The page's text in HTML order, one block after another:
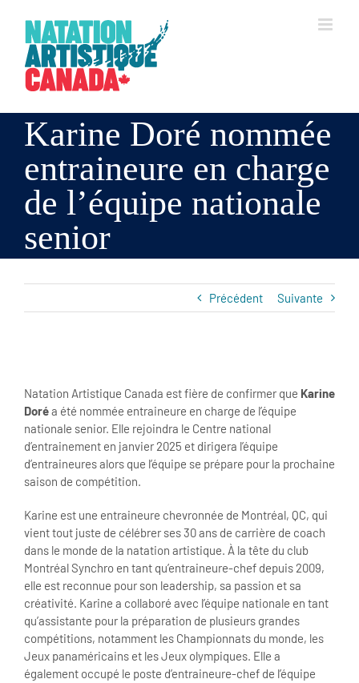
content
Karine Doré nommée
entraineure en charge
de l’équipe nationale
senior
Précédent Suivante
Larger
Image
Natation Artistique Canada est fière de confirmer que Karine
Doréa été nommée entraineure en charge de l’équipe
nationale senior. Elle rejoindra le Centre national
d’entrainement en janvier 2025 et dirigera l’équipe
d’entraineures alors que l’équipe se prépare pour la prochaine
saison de compétition.
Karine est une entraineure chevronnée de Montréal, QC, qui
vient tout juste de célébrer ses 30 ans de carrière de coach
dans le monde de la natation artistique. À la tête du club
Montréal Synchro en tant qu’entraineure-chef depuis 2009,
elle est reconnue pour son leadership, sa passion et sa
créativité. Karine a collaboré avec l’équipe nationale en tant
qu’assistante pour la préparation de plusieurs grandes
compétitions, notamment les Championnats du monde, les
Jeux panaméricains et les Jeux olympiques. Elle a
également occupé le poste d’entraineure-chef de l’équipe